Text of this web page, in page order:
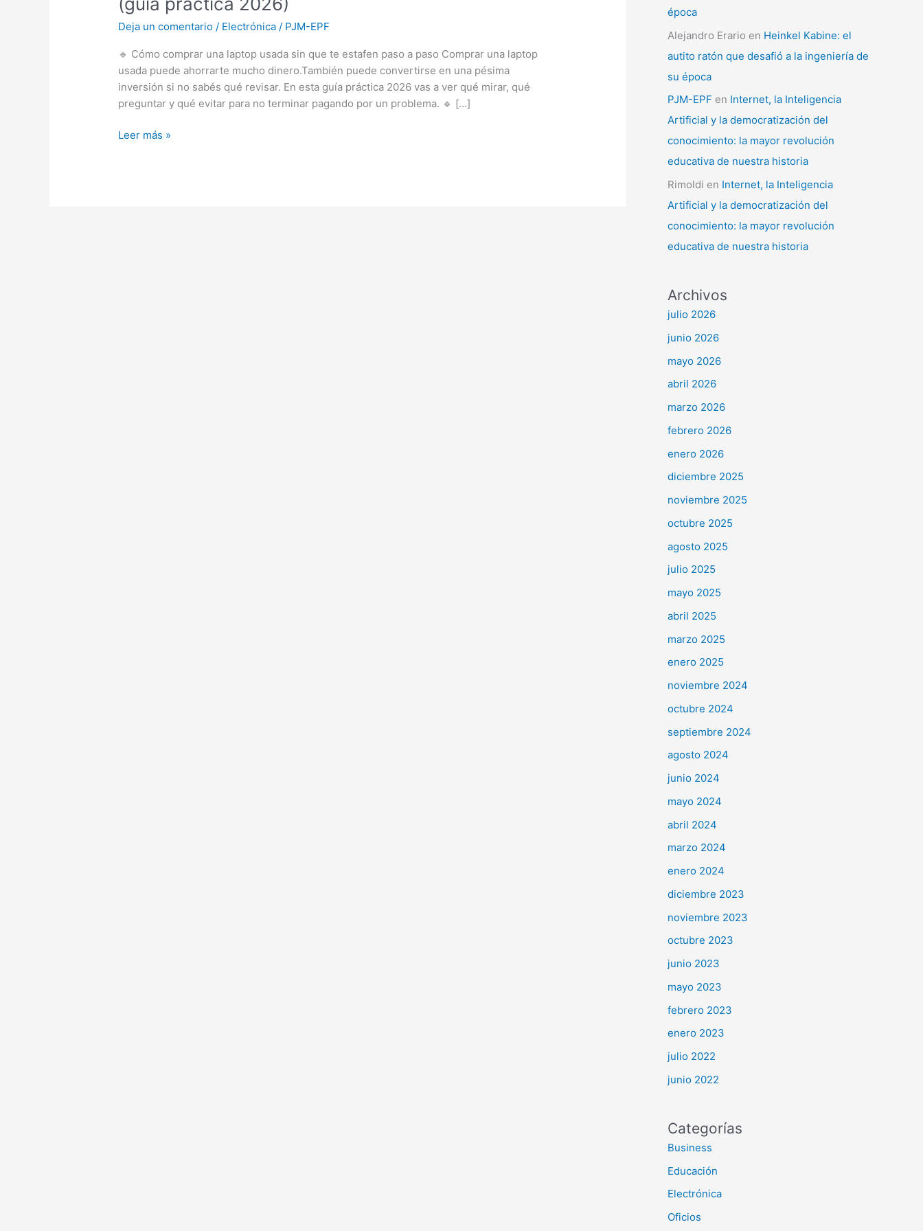
Deja un comentario / Electrónica / PJM-EPF
🔹 Cómo comprar una laptop usada sin que te estafen paso a paso Comprar una laptop
usada puede ahorrarte mucho dinero.También puede convertirse en una pésima
inversión si no sabés qué revisar. En esta guía práctica 2026 vas a ver qué mirar, qué
preguntar y qué evitar para no terminar pagando por un problema. 🔹 […]
Leer más »
época
Alejandro Erario en Heinkel Kabine: el
autito ratón que desafió a la ingeniería de
su época
PJM-EPF en Internet, la Inteligencia
Artificial y la democratización del
conocimiento: la mayor revolución
educativa de nuestra historia
Rimoldi en Internet, la Inteligencia
Artificial y la democratización del
conocimiento: la mayor revolución
educativa de nuestra historia
Archivos
julio 2026
junio 2026
mayo 2026
abril 2026
marzo 2026
febrero 2026
enero 2026
diciembre 2025
noviembre 2025
octubre 2025
agosto 2025
julio 2025
mayo 2025
abril 2025
marzo 2025
enero 2025
noviembre 2024
octubre 2024
septiembre 2024
agosto 2024
junio 2024
mayo 2024
abril 2024
marzo 2024
enero 2024
diciembre 2023
noviembre 2023
octubre 2023
junio 2023
mayo 2023
febrero 2023
enero 2023
julio 2022
junio 2022
Categorías
Business
Educación
Electrónica
Oficios